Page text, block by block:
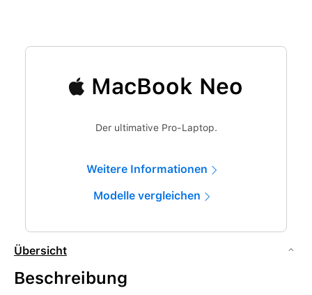
MacBook Neo
Der ultimative Pro-Laptop.
Weitere Informationen
Modelle vergleichen
Übersicht
Beschreibung